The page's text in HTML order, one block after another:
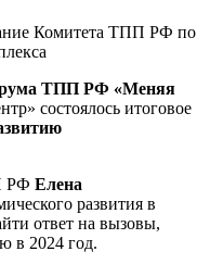
Комитета ТПП РФ по
ТПП РФ «Меняя
состоялось итоговое
РФ Елена
развития в
ответ на вызовы,
в 2024 год.